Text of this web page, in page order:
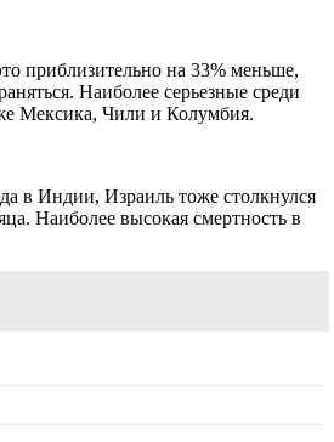
приблизительно на 33% меньше,
Наиболее серьезные среди
Мексика, Чили и Колумбия.
в Индии, Израиль тоже столкнулся
Наиболее высокая смертность в